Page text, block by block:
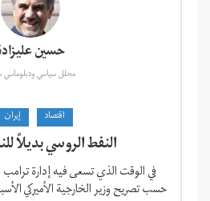
حسين
محلل سياسي
اقتصاد إيران
النفط الروسي بديلاً
في الوقت الذي تسعى فيه إدارة ترامب
حسب تصريح وزير الخارجية الأميركي